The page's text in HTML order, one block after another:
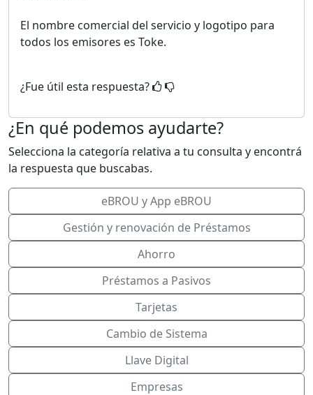
El nombre comercial del servicio y logotipo para
todos los emisores es Toke.
¿Fue útil esta respuesta?
¿En qué podemos ayudarte?
Selecciona la categoría relativa a tu consulta y encontrá
la respuesta que buscabas.
eBROU y App eBROU
Gestión y renovación de Préstamos
Ahorro
Préstamos a Pasivos
Tarjetas
Cambio de Sistema
Llave Digital
Empresas